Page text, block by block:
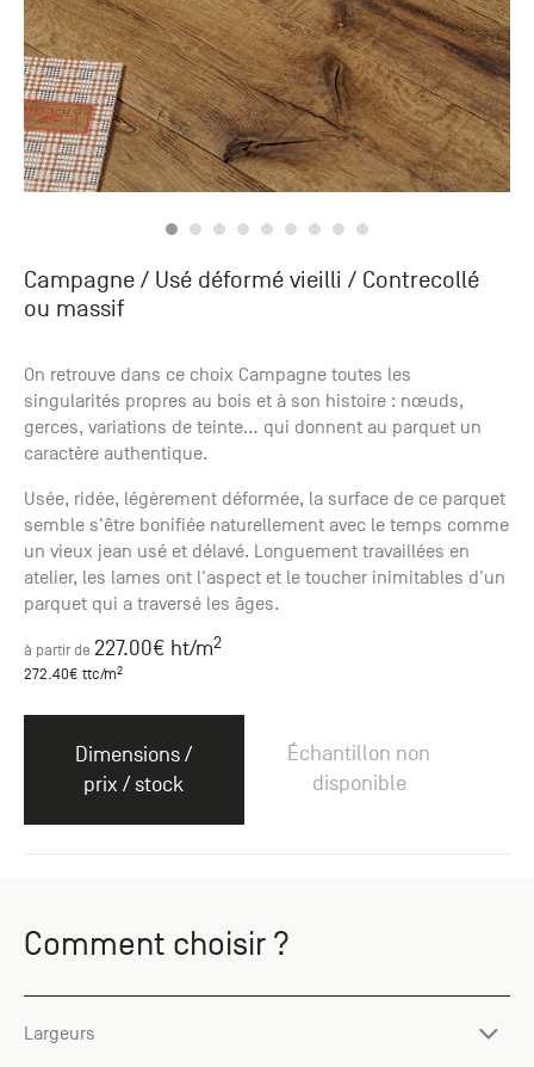
Campagne / Usé déformé vieilli / Contrecollé
ou massif
On retrouve dans ce choix Campagne toutes les
singularités propres au bois et à son histoire : nœuds,
gerces, variations de teinte… qui donnent au parquet un
caractère authentique.
Usée, ridée, légèrement déformée, la surface de ce parquet
semble s'être bonifiée naturellement avec le temps comme
un vieux jean usé et délavé. Longuement travaillées en
atelier, les lames ont l'aspect et le toucher inimitables d'un
parquet qui a traversé les âges.
à partir de 227.00€ ht/m2
272.40€ ttc/m2
Dimensions /
prix / stock
Échantillon non
disponible
Comment choisir ?
Largeurs